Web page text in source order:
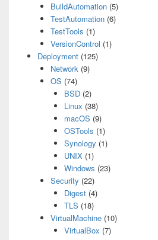
BuildAutomation (5)
TestAutomation (6)
TestTools (1)
VersionControl (1)
Deployment(125)
Network (9)
OS (74)
BSD(2)
Linux (38)
macOS (9)
OSTools (1)
Synology (1)
UNIX(1)
Windows (23)
Security (22)
Digest(4)
TLS (18)
VirtualMachine (10)
VirtualBox (7)